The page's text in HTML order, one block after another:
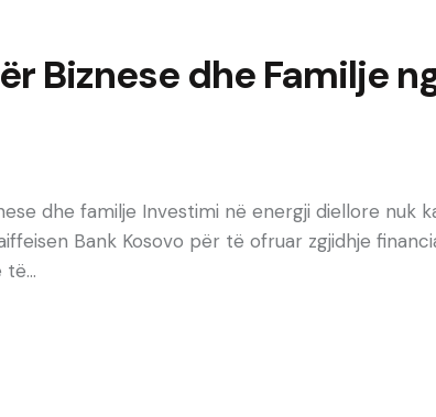
Biznese dhe Familje
dhe familje Investimi në energji diellore nuk
Bank Kosovo për të ofruar zgjidhje
të…